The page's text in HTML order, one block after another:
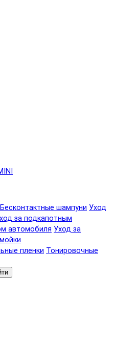
Бесконтактные шампуни Уход
за подкапотным
автомобиля Уход за
пленки Тонировочные